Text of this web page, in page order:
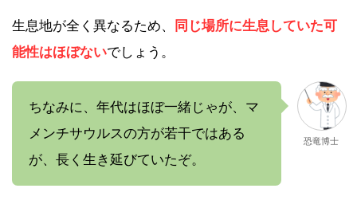
生息地が全く異なるため、
同じ場所に生息していた可
能性はほぼないでしょう。
ちなみに、年代はほぼ一緒じゃが、マ
メンチサウルスの方が若干ではある
が、長く生き延びていたぞ。
恐竜博士